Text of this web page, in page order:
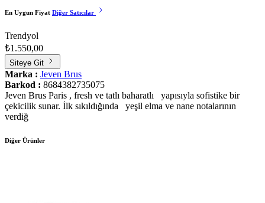
En Uygun Fiyat Diğer Satıcılar
Trendyol
₺1.550,00
Siteye Git
Marka : Jeven Brus
Barkod : 8684382735075
Jeven Brus Paris , fresh ve tatlı baharatlı yapısıyla sofistike bir
çekicilik sunar. İlk sıkıldığında yeşil elma ve nane notalarının
verdiğ
Diğer Ürünler